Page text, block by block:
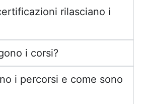
rilasciano i
i corsi?
i percorsi e come sono